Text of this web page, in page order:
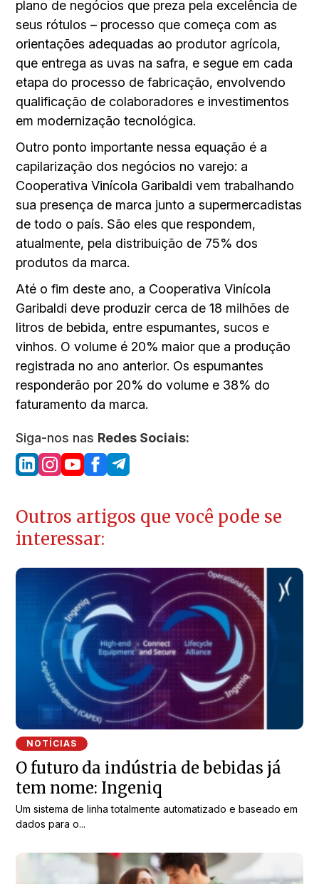
plano de negócios que preza pela excelência de
seus rótulos – processo que começa com as
orientações adequadas ao produtor agrícola,
que entrega as uvas na safra, e segue em cada
etapa do processo de fabricação, envolvendo
qualificação de colaboradores e investimentos
em modernização tecnológica.
Outro ponto importante nessa equação é a
capilarização dos negócios no varejo: a
Cooperativa Vinícola Garibaldi vem trabalhando
sua presença de marca junto a supermercadistas
de todo o país. São eles que respondem,
atualmente, pela distribuição de 75% dos
produtos da marca.
Até o fim deste ano, a Cooperativa Vinícola
Garibaldi deve produzir cerca de 18 milhões de
litros de bebida, entre espumantes, sucos e
vinhos. O volume é 20% maior que a produção
registrada no ano anterior. Os espumantes
responderão por 20% do volume e 38% do
faturamento da marca.
Siga-nos nas Redes Sociais:
Outros artigos que você pode se
interessar:
NOTÍCIAS
O futuro da indústria de bebidas já
tem nome: Ingeniq
Um sistema de linha totalmente automatizado e baseado em
dados para o...